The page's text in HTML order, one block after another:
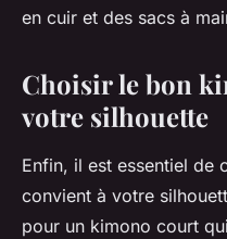
en cuir et des sacs à
Choisir le bon
votre silhouette
Enfin, il est essentiel de
convient à votre
pour un kimono court